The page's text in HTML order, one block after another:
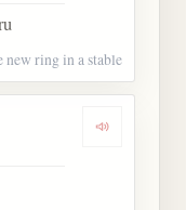
new ring in a stable
Dengarkan